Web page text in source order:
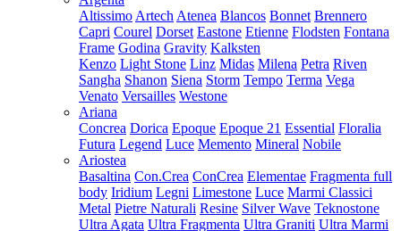
Altissimo Artech Atenea Blancos Bonnet Brennero
Capri Courel Dorset Eastone Etienne Flodsten Fontana
Frame Godina Gravity Kalksten
Kenzo Light Stone Linz Midas Milena Petra Riven
Sangha Shanon Siena Storm Tempo Terma Vega
Venato Versailles Westone
Ariana
Concrea Dorica Epoque Epoque 21 Essential Floralia
Futura Legend Luce Memento Mineral Nobile
Ariostea
Basaltina Con.Crea ConCrea Elementae Fragmenta full
body Iridium Legni Limestone Luce Marmi Classici
Metal Pietre Naturali Resine Silver Wave Teknostone
Ultra Agata Ultra Fragmenta Ultra Graniti Ultra Marmi